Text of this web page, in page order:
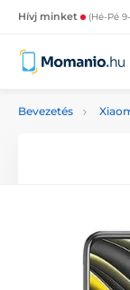
Hívj minket (Hé-Pé
Bevezetés